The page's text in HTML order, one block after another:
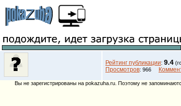
Рейтинг публикации: 9.4
Просмотров: 966
Вы не зарегистрированы на pokazuha.ru. Поэтому не